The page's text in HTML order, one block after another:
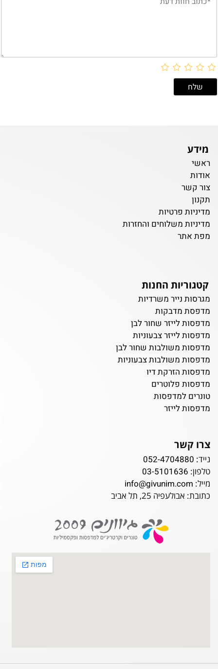
מידע
ראשי
אודות
צור קשר
תקנון
מדיניות פרטיות
מדיניות משלוחים והחזרות
מפת אתר
קטגוריות החנות
מגרסות נייר משרדיות
מדפסת מדבקות
מדפסות לייזר שחור לבן
מדפסות לייזר צבעוניות
מדפסות משולבות שחור לבן
מדפסות משולבות צבעוניות
מדפסות הזרקת דיו
מדפסות פלוטרים
טונרים למדפסות
מדפסות לייזר
צרו קשר
נייד: 052-4704880
טלפון: 03-5101636
מייל: info@givunim.com
כתובת: אבולעפיה 25, תל אביב